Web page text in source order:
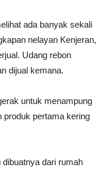
ada banyak sekali
nelayan Kenjeran,
Udang rebon
dijual kemana.
untuk menampung
produk pertama kering
dibuatnya dari rumah